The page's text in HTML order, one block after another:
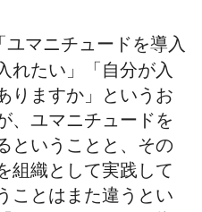
マニチュードを導入
れたい」「自分が入
りますか」というお
、ユマニチュードを
ということと、その
組織として実践して
ことはまた違うとい